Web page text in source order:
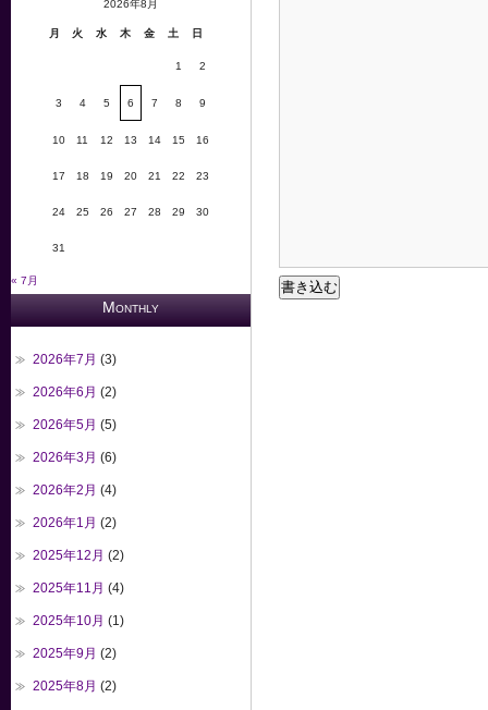
2026年8月
月 火 水 木 金 土 日
1 2
3 4 5 6 7 8 9
10 11 12 13 14 15 16
17 18 19 20 21 22 23
24 25 26 27 28 29 30
31
« 7月
Monthly
2026年7月 (3)
2026年6月 (2)
2026年5月 (5)
2026年3月 (6)
2026年2月 (4)
2026年1月 (2)
2025年12月 (2)
2025年11月 (4)
2025年10月 (1)
2025年9月 (2)
2025年8月 (2)